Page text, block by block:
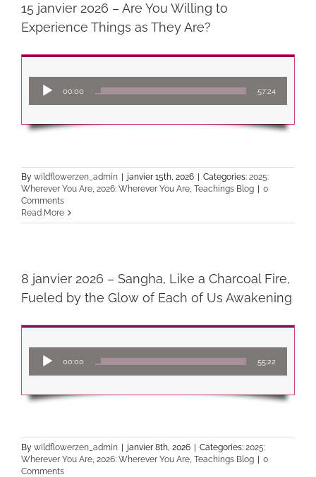
15 janvier 2026 – Are You Willing to
Experience Things as They Are?
audio
00:00 57:24
By wildflowerzen_admin janvier 15th, 2026 Categories: 2025:
Wherever You Are, 2026: Wherever You Are, Teachings Blog
0
Comments
Read More
8 janvier 2026 – Sangha, Like a Charcoal Fire,
Fueled by the Glow of Each of Us Awakening
audio
00:00 55:22
By wildflowerzen_admin janvier 8th, 2026 Categories: 2025:
Wherever You Are, 2026: Wherever You Are, Teachings Blog
0
Comments